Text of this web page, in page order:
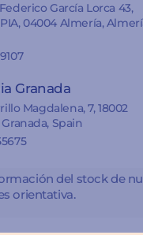
García Lorca 43,
04004 Almería,
Granada
Magdalena, 7, 18002
Spain
del stock de
orientativa.